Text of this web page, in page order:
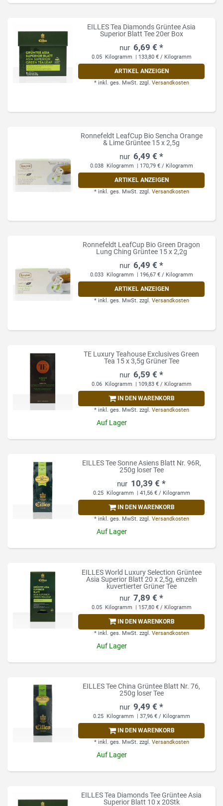
EILLES Tea Diamonds Grüntee Asia
Superior Blatt Tee 20er Box
6,69 € *
0.05 Kilogramm | 133,80 € / Kilogramm
ARTIKEL ANZEIGEN
* inkl. ges. MwSt. zzgl. Versandkosten
Ronnefeldt LeafCup Bio Sencha Orange
& Lime Grüntee 15 x 2,5g
6,49 € *
0.038 Kilogramm | 170,79 € / Kilogramm
ARTIKEL ANZEIGEN
* inkl. ges. MwSt. zzgl. Versandkosten
Ronnefeldt LeafCup Bio Green Dragon
Lung Ching Grüntee 15 x 2,2g
6,49 € *
0.033 Kilogramm | 196,67 € / Kilogramm
ARTIKEL ANZEIGEN
* inkl. ges. MwSt. zzgl. Versandkosten
TE Luxury Teahouse Exclusives Green
Tea 15 x 3,5g Grüner Tee
6,59 € *
0.06 Kilogramm | 109,83 € / Kilogramm
IN DEN WARENKORB
* inkl. ges. MwSt. zzgl. Versandkosten
Auf Lager
EILLES Tee Sonne Asiens Blatt Nr. 96R,
250g loser Tee
10,39 € *
0.25 Kilogramm | 41,56 € / Kilogramm
IN DEN WARENKORB
* inkl. ges. MwSt. zzgl. Versandkosten
Auf Lager
EILLES World Luxury Selection Grüntee
Asia Superior Blatt 20 x 2,5g, einzeln
kuvertierter Grüner Tee
7,89 € *
0.05 Kilogramm | 157,80 € / Kilogramm
IN DEN WARENKORB
* inkl. ges. MwSt. zzgl. Versandkosten
Auf Lager
EILLES Tee China Grüntee Blatt Nr. 76,
250g loser Tee
9,49 € *
0.25 Kilogramm | 37,96 € / Kilogramm
IN DEN WARENKORB
* inkl. ges. MwSt. zzgl. Versandkosten
Auf Lager
EILLES Tea Diamonds Tee Grüntee Asia
Superior Blatt 10 x 20Stk